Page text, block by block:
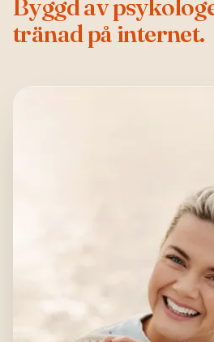
Byggd av
tränad på internet.